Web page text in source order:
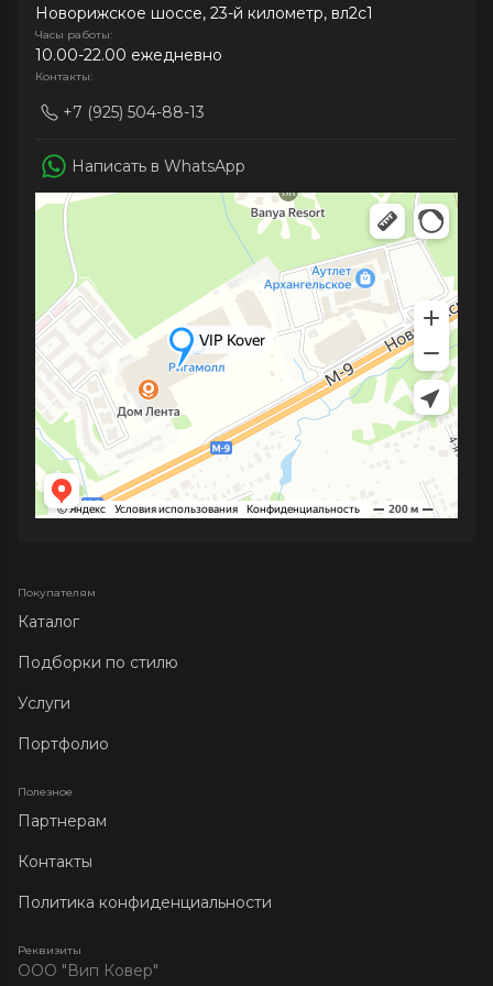
Новорижское шоссе, 23-й километр, вл2с1
Часы работы:
10.00-22.00 ежедневно
Контакты:
+7 (925) 504-88-13
Написать в WhatsApp
Покупателям
Каталог
Подборки по стилю
Услуги
Портфолио
Полезное
Партнерам
Контакты
Политика конфиденциальности
Реквизиты
ООО "Вип Ковер"